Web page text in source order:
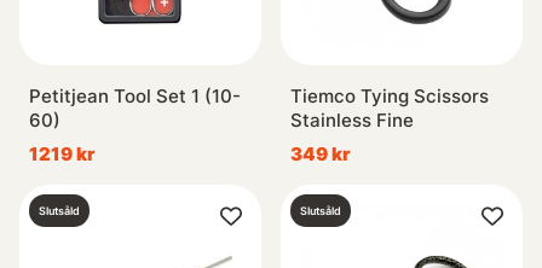
Petitjean Tool Set 1 (10-
60)
1219 kr
Tiemco Tying Scissors
Stainless Fine
349 kr
Slutsåld Slutsåld